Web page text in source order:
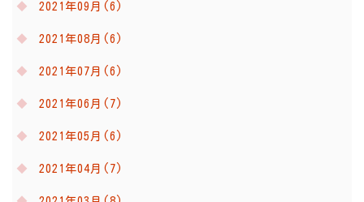
2021年09月(6)
2021年08月(6)
2021年07月(6)
2021年06月(7)
2021年05月(6)
2021年04月(7)